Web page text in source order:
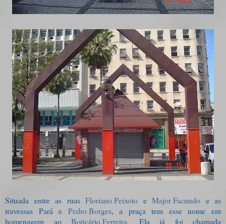
Situada entre as ruas Floriano Peixoto e Major Facundo e as
travessas Pará e Pedro Borges, a praça tem esse nome em
homenagem ao Boticário Ferreira. Ela já foi chamada